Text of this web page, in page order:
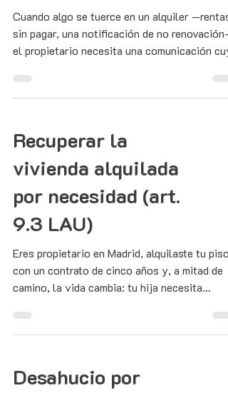
Cuando algo se tuerce en un alquiler —rentas
sin pagar, una notificación de no renovación—
el propietario necesita una comunicación
delante de un juez.
Recuperar la
vivienda alquilada
por necesidad (art.
9.3 LAU)
Eres propietario en Madrid, alquilaste tu piso
con un contrato de cinco años y, a mitad de
camino, la vida cambia: tu hija necesita
separas y buscas dónde vivir.
Desahucio por